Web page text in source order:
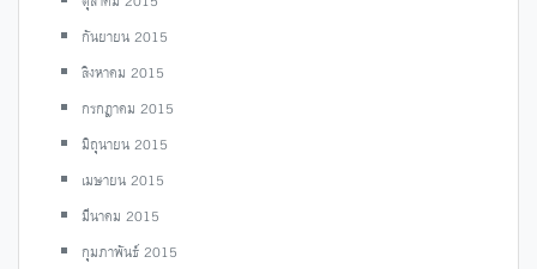
กันยายน 2015
สิงหาคม 2015
กรกฎาคม 2015
มิถุนายน 2015
เมษายน 2015
มีนาคม 2015
กุมภาพันธ์ 2015